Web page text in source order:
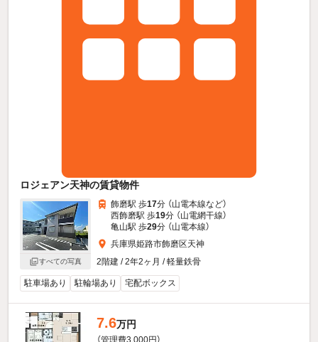
ロジェアン天神の賃貸物件
すべての写真
飾磨駅 歩17分 （山電本線など）
西飾磨駅 歩19分 （山電網干線）
亀山駅 歩29分 （山電本線）
兵庫県姫路市飾磨区天神
2階建 / 2年2ヶ月 / 軽量鉄骨
駐車場あり 駐輪場あり 宅配ボックス
7.6万円